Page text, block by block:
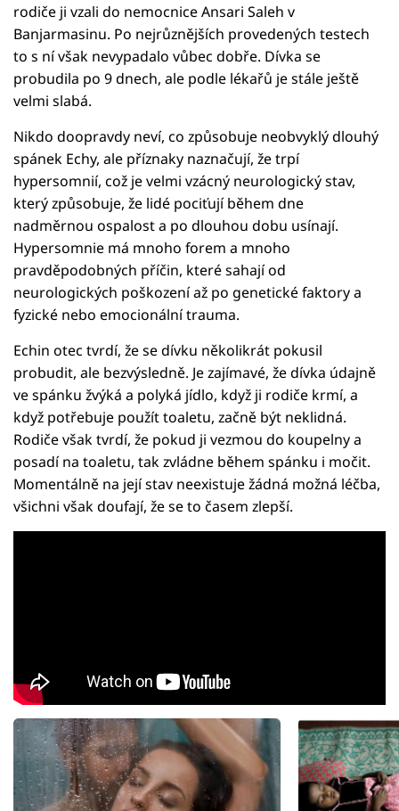
rodiče ji vzali do nemocnice Ansari Saleh v
Banjarmasinu. Po nejrůznějších provedených testech
to s ní však nevypadalo vůbec dobře. Dívka se
probudila po 9 dnech, ale podle lékařů je stále ještě
velmi slabá.
Nikdo doopravdy neví, co způsobuje neobvyklý dlouhý
spánek Echy, ale příznaky naznačují, že trpí
hypersomnií, což je velmi vzácný neurologický stav,
který způsobuje, že lidé pociťují během dne
nadměrnou ospalost a po dlouhou dobu usínají.
Hypersomnie má mnoho forem a mnoho
pravděpodobných příčin, které sahají od
neurologických poškození až po genetické faktory a
fyzické nebo emocionální trauma.
Echin otec tvrdí, že se dívku několikrát pokusil
probudit, ale bezvýsledně. Je zajímavé, že dívka údajně
ve spánku žvýká a polyká jídlo, když ji rodiče krmí, a
když potřebuje použít toaletu, začně být neklidná.
Rodiče však tvrdí, že pokud ji vezmou do koupelny a
posadí na toaletu, tak zvládne během spánku i močit.
Momentálně na její stav neexistuje žádná možná léčba,
všichni však doufají, že se to časem zlepší.